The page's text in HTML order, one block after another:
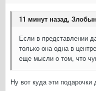
11 минут назад,
Если в представлении
только она одна в
еще мысли о том, что
Ну вот куда эти